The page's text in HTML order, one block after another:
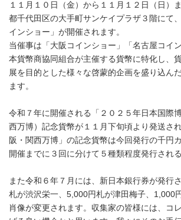
１１月１０日（金）から１１月１２日（日）
都千代田区の大手町サンケイプラザ３階にて
インショー」が開催されます。
当催事は「大阪コインショー」「名古屋コイ
本貨幣商協同組合が主催する貨幣に特化し、
展を目的とした様々な啓蒙的企画を盛り込ん
ます。
令和７年に開催される「２０２５年日本国際
西万博）記念貨幣が１１月下旬頃より発送さ
阪・関西万博」の記念貨幣は今回発行の千円
開催までに３回に分けて５種類程度発行され
また令和６年７月には、新日本銀行券が発行
札が渋沢栄一、5,000円札が津田梅子、1,000
肖像が変更されます。収集家の皆様には、コ